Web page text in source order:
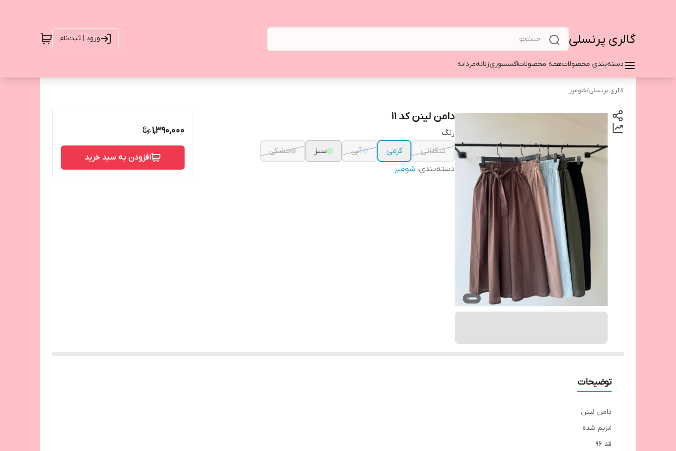
گالری پرنسلی ورود | ثبت‌نام
دسته‌بندی محصولاتهمه محصولاتاکسسوریزنانهمردانه
گالری پرنسلی/شومیز
دامن لینن کد ۱۱
رنگ
شکلاتی
کرمی آبی سبز
مشکی
دسته‌بندی: شومیز
1,390,000
افزودن به سبد خرید
توضیحات
دامن لینن
انزیم شده
قد ۹۶